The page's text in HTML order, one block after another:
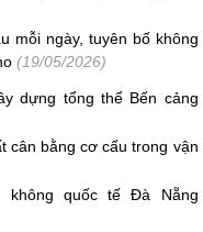
mỗi ngày, tuyên bố không
(19/05/2026)
dựng tổng thể Bến cảng
cân bằng cơ cấu trong vận
không quốc tế Đà Nẵng